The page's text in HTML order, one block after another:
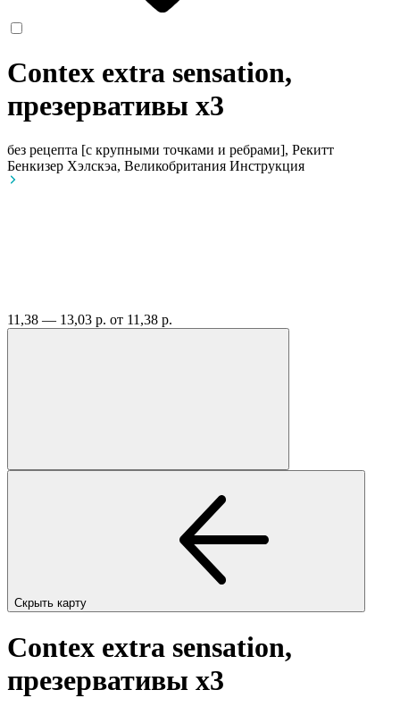
Contex extra sensation,
презервативы x3
без рецепта [с крупными точками и ребрами], Рекитт
Бенкизер Хэлскэа, Великобритания Инструкция
11,38 — 13,03 р. от 11,38 р.
Скрыть карту
Contex extra sensation,
презервативы x3